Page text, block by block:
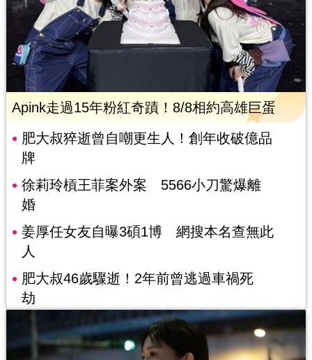
Apink走過15年粉紅奇蹟！8/8相約高雄巨蛋
肥大叔猝逝曾自嘲更生人！創年收破億品
牌
徐莉玲槓王菲案外案 5566小刀驚爆離
婚
姜厚任女友自曝3碩1博 網搜本名查無此
人
肥大叔46歲驟逝！2年前曾逃過車禍死
劫